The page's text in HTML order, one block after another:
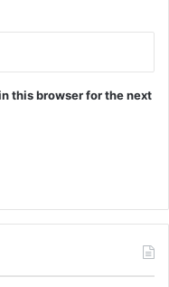
this browser for the next